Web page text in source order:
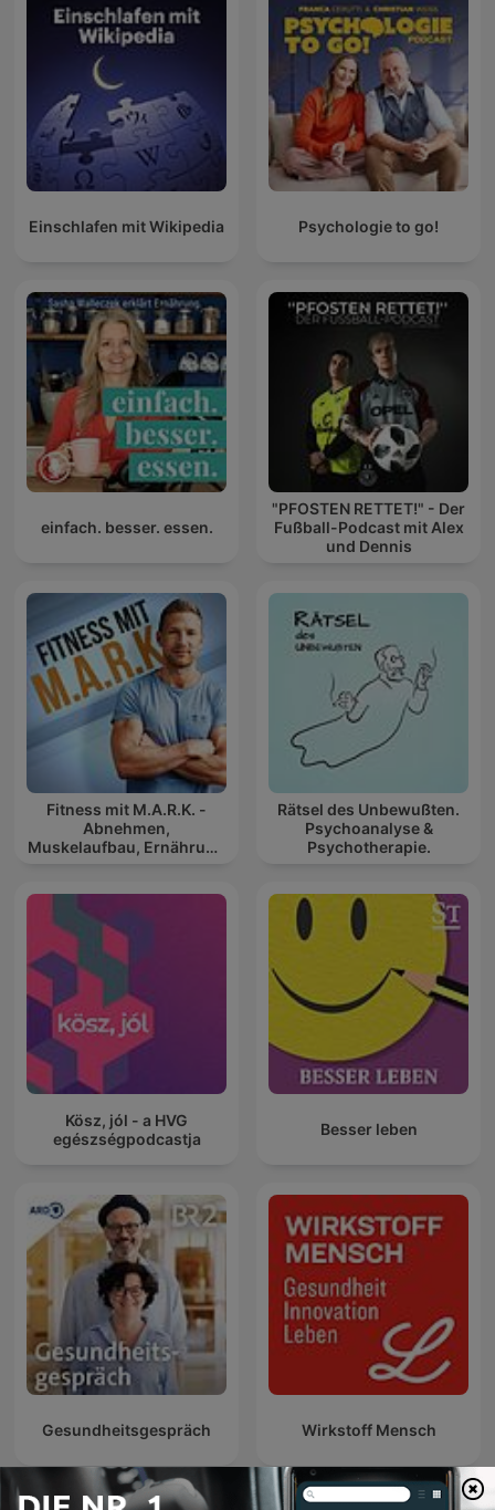
Einschlafen mit Wikipedia Psychologie to go!
einfach. besser. essen.
"PFOSTEN RETTET!" - Der
Fußball-Podcast mit Alex
und Dennis
Fitness mit M.A.R.K. -
Abnehmen,
Muskelaufbau, Ernährung
Rätsel des Unbewußten.
Psychoanalyse &
Psychotherapie.
Kösz, jól - a HVG
egészségpodcastja
Besser leben
Gesundheitsgespräch Wirkstoff Mensch